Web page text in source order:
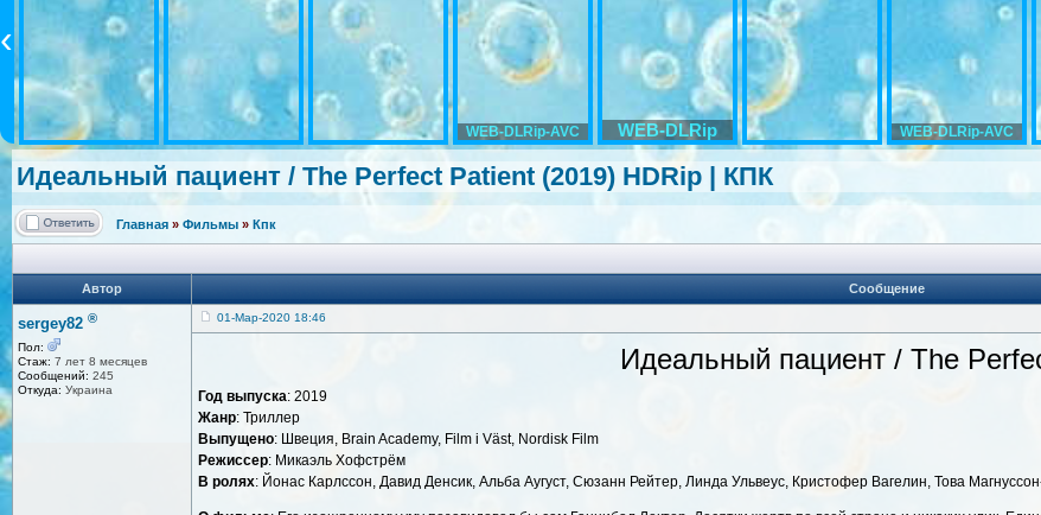
WEB-DLRip-AVC WEB-DLRip WEB-DLRip-AVC
Идеальный пациент / The Perfect Patient (2019) HDRip | КПК
Главная » Фильмы » Кпк
Автор Сообщение
sergey82 ®
Пол:
Стаж: 7 лет 8 месяцев
Сообщений: 245
Откуда: Украина
01-Мар-2020 18:46
Идеальный пациент / The
Год выпуска: 2019
Жанр: Триллер
Выпущено: Швеция, Brain Academy, Film i Väst, Nordisk Film
Режиссер: Микаэль Хофстрём
В ролях: Йонас Карлссон, Давид Денсик, Альба Аугуст, Сюзанн Рейтер, Линда Ульвеус, Кристофер Вагелин, Това